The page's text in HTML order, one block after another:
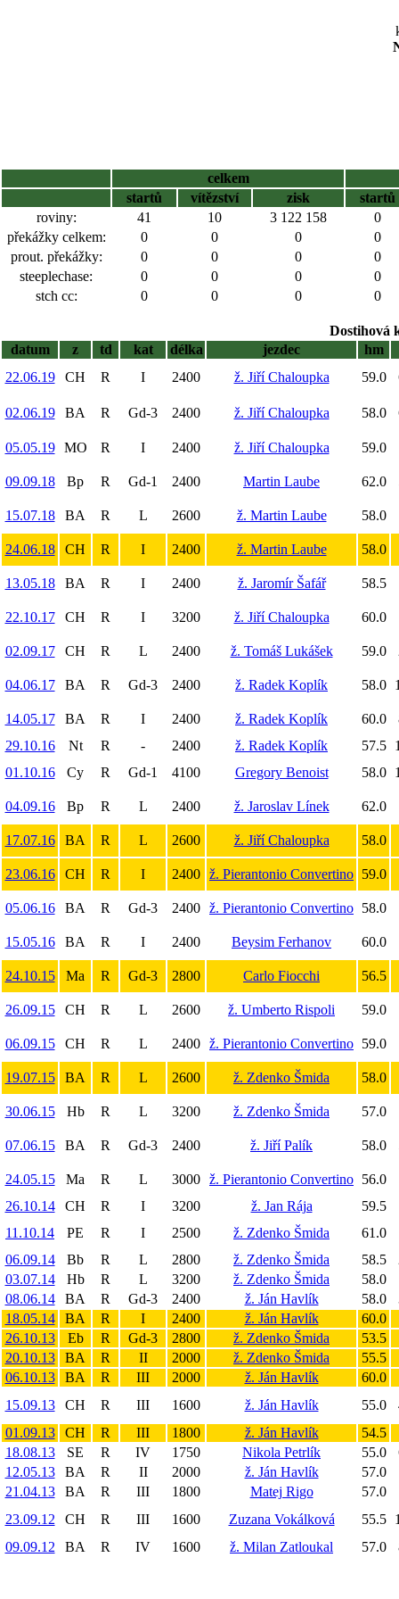
celkem
startů
vítězství zisk
startů
roviny:
41 10 3 122 158
0
překážky celkem:
0 0 0
0
prout. překážky:
0 0 0
0
steeplechase:
0 0 0
0
stch cc:
0 0 0 0
Dostihová
datum
z td kat délka jezdec
hm
22.06.19
CH R I 2400 ž. Jiří Chaloupka 59.0
02.06.19 BA R Gd-3 2400 ž. Jiří Chaloupka 58.0
05.05.19 MO R I 2400 ž. Jiří Chaloupka 59.0
09.09.18 Bp R Gd-1 2400 Martin Laube 62.0
15.07.18 BA R L 2600 ž. Martin Laube 58.0
24.06.18 CH R I 2400 ž. Martin Laube 58.0
13.05.18 BA R I 2400 ž. Jaromír Šafář 58.5
22.10.17 CH R I 3200 ž. Jiří Chaloupka 60.0
02.09.17 CH R L 2400 ž. Tomáš Lukášek 59.0
04.06.17 BA R Gd-3 2400 ž. Radek Koplík 58.0
14.05.17 BA R I 2400 ž. Radek Koplík 60.0
29.10.16
Nt R - 2400 ž. Radek Koplík 57.5
01.10.16
Cy R Gd-1 4100 Gregory Benoist 58.0
04.09.16 Bp R L 2400 ž. Jaroslav Línek 62.0
17.07.16 BA R L 2600 ž. Jiří Chaloupka 58.0
23.06.16 CH R I 2400 ž. Pierantonio Convertino 59.0
05.06.16 BA R Gd-3 2400 ž. Pierantonio Convertino 58.0
15.05.16 BA R I 2400 Beysim Ferhanov 60.0
24.10.15 Ma R Gd-3 2800 Carlo Fiocchi 56.5
26.09.15 CH R L 2600 ž. Umberto Rispoli 59.0
06.09.15 CH R L 2400 ž. Pierantonio Convertino 59.0
19.07.15 BA R L 2600 ž. Zdenko Šmida 58.0
30.06.15 Hb R L 3200 ž. Zdenko Šmida 57.0
07.06.15 BA R Gd-3 2400 ž. Jiří Palík 58.0
24.05.15 Ma R L 3000 ž. Pierantonio Convertino 56.0
26.10.14
CH R I 3200 ž. Jan Rája
59.5
11.10.14
PE R I 2500 ž. Zdenko Šmida
61.0
06.09.14
Bb R L 2800 ž. Zdenko Šmida 58.5
03.07.14
Hb R L 3200 ž. Zdenko Šmida
58.0
08.06.14
BA R Gd-3 2400 ž. Ján Havlík 58.0
18.05.14
BA R I 2400 ž. Ján Havlík
60.0
26.10.13
Eb R Gd-3 2800 ž. Zdenko Šmida
53.5
20.10.13
BA R II 2000 ž. Zdenko Šmida
55.5
06.10.13
BA R III 2000 ž. Ján Havlík
60.0
15.09.13
CH R III 1600 ž. Ján Havlík 55.0
01.09.13
CH R III 1800 ž. Ján Havlík
54.5
18.08.13
SE R IV 1750 Nikola Petrlík 55.0
12.05.13
BA R II 2000 ž. Ján Havlík
57.0
21.04.13
BA R III 1800 Matej Rigo
57.0
23.09.12
CH R III 1600 Zuzana Vokálková 55.5
09.09.12
BA R IV 1600 ž. Milan Zatloukal 57.0